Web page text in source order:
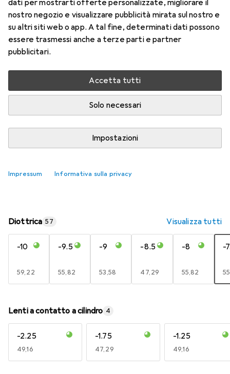
dati per mostrarti offerte personalizzate, migliorare il
nostro negozio e visualizzare pubblicità mirata sul nostro e
su altri siti web o app. A tal fine, determinati dati possono
essere trasmessi anche a terze parti e partner
pubblicitari.
Accetta tutti
Solo necessari
Impostazioni
Impressum Informativa sulla privacy
Prezzo in EUR IVA incl.
Consegna tra lun, 17/8 e mer, 19/8
Più di 10 pezzi in stock presso il fornitore
Aggiungi al carrello
Diottrica 57 Visualizza tutti
-10
EUR
59,22
-9.5
EUR
55,82
-9
EUR
53,58
-8.5
EUR
47,29
-8
EUR
55,82
-
Lenti a contatto a cilindro 4
-2.25
EUR
49,16
-1.75
EUR
47,29
-1.25
EUR
49,16